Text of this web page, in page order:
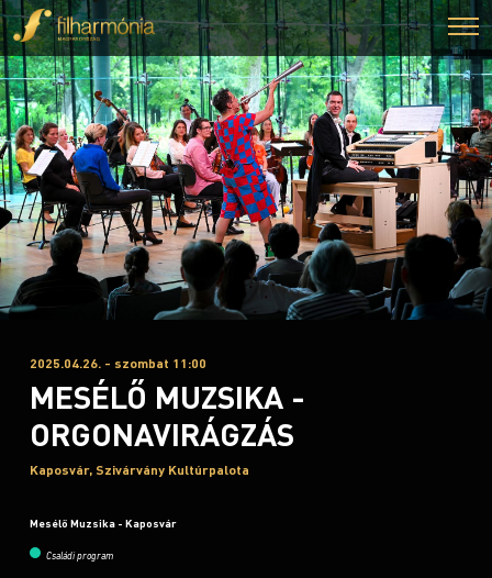
2025.04.26. - szombat 11:00
MESÉLŐ MUZSIKA -
ORGONAVIRÁGZÁS
Kaposvár, Szivárvány Kultúrpalota
Mesélő Muzsika - Kaposvár
Családi program